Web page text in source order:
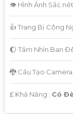
👁 Hình Ảnh Sắc
👍 Trang Bị Công
🌔 Tầm Nhìn Ban
🐉️ Cấu Tạo Camera
️₤ Khả Năng : Có